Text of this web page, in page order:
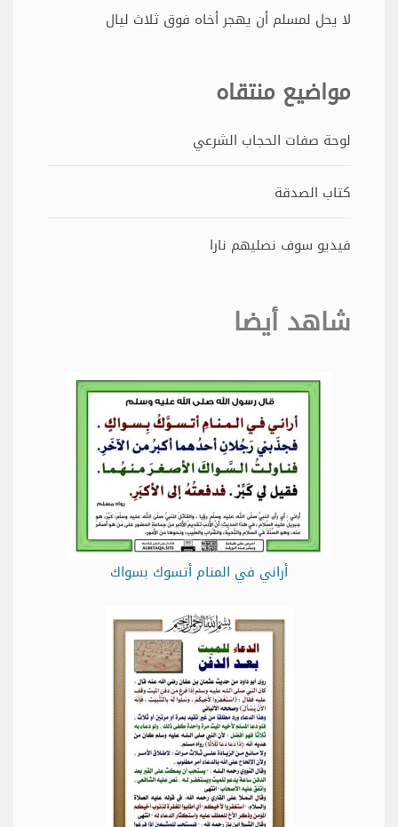
لا يحل لمسلم أن يهجر أخاه فوق ثلاث ليال
مواضيع منتقاه
لوحة صفات الحجاب الشرعي
كتاب الصدقة
فيديو سوف نصليهم نارا
شاهد أيضا
أراني في المنام أتسوك بسواك